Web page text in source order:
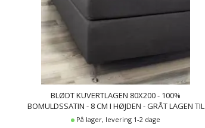
BLØDT KUVERTLAGEN 80X200 - 100%
BOMULDSSATIN - 8 CM I HØJDEN - GRÅT LAGEN TIL
TOPMADRAS - BY NIGHT SATIN LAGEN
På lager, levering 1-2 dage